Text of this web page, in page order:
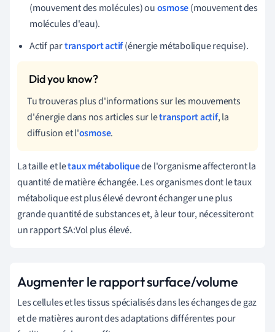
(mouvement des molécules) ouosmose(mouvement des
molécules d'eau).
Actif partransport actif(énergie métabolique requise).
Tu trouveras plus d'informations sur les mouvements
d'énergie dans nos articles sur letransport actif, la
diffusion et l'osmose.
La taille et letaux métaboliquede l'organisme affecteront la
quantité de matière échangée. Les organismes dont le taux
métabolique est plus élevé devront échanger une plus
grande quantité de substances et, à leur tour, nécessiteront
un rapport SA:Vol plus élevé.
Augmenter le rapport surface/volume
Les cellules et les tissus spécialisés dans les échanges de gaz
et de matières auront des adaptations différentes pour